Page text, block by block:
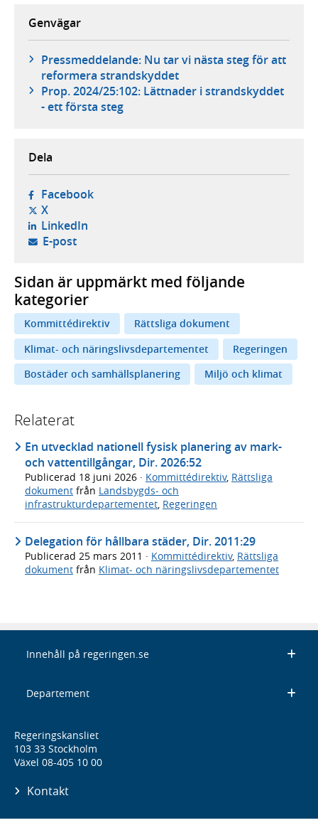
Genvägar
Pressmeddelande: Nu tar vi nästa steg för att
reformera strandskyddet
Prop. 2024/25:102: Lättnader i strandskyddet
- ett första steg
Dela
Facebook- öppnas i ny flik, extern webbplats,
X- öppnas i ny flik, extern webbplats,
LinkedIn- öppnas i ny flik, extern webbplats,
E-post- öppnar din e-postklient,
Sidan är uppmärkt med följande
kategorier
Kommittédirektiv
Rättsliga dokument
Klimat- och näringslivsdepartementet
Regeringen
Bostäder och samhällsplanering
Miljö och klimat
Relaterat
En utvecklad nationell fysisk planering av mark-
och vattentillgångar, Dir. 2026:52
Publicerad 18 juni 2026 · Kommittédirektiv, Rättsliga
dokument från Landsbygds- och
infrastrukturdepartementet, Regeringen
Delegation för hållbara städer, Dir. 2011:29
Publicerad 25 mars 2011 · Kommittédirektiv, Rättsliga
dokument från Klimat- och näringslivsdepartementet
Innehåll på regeringen.se
Departement
Regeringskansliet
103 33 Stockholm
Växel 08-405 10 00
Kontakt